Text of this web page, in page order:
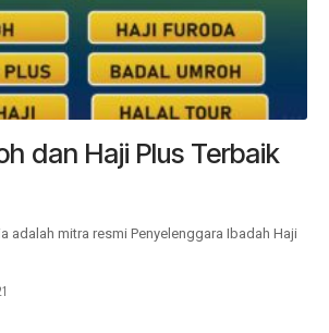
dan Haji Plus Terbaik
adalah mitra resmi Penyelenggara Ibadah Haji